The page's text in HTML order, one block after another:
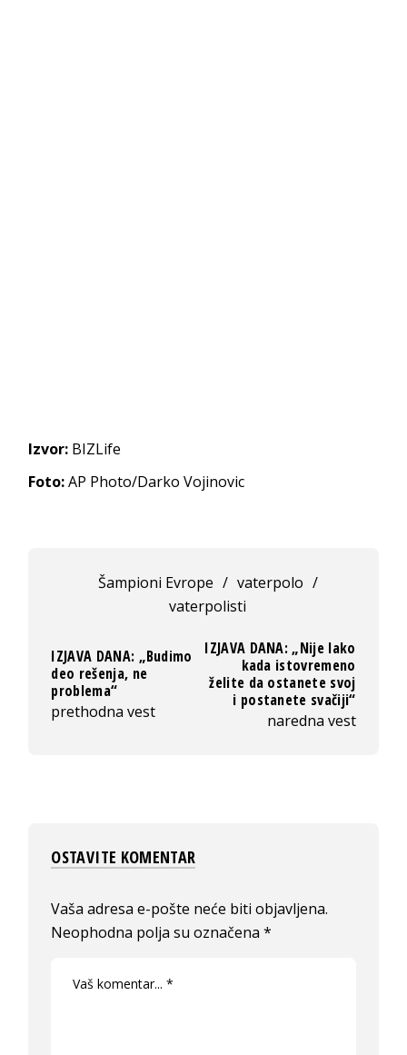
Izvor: BIZLife
Foto:AP Photo/Darko Vojinovic
Šampioni Evrope / vaterpolo /
vaterpolisti
IZJAVA DANA: „Budimo
deo rešenja, ne
problema“
prethodna vest
IZJAVA DANA: „Nije lako
kada istovremeno
želite da ostanete svoj
i postanete svačiji“
naredna vest
OSTAVITE KOMENTAR
Vaša adresa e-pošte neće biti objavljena.
Neophodna polja su označena*